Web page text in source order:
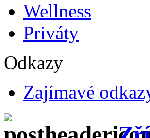
Wellness
Priváty
Odkazy
Zajímavé